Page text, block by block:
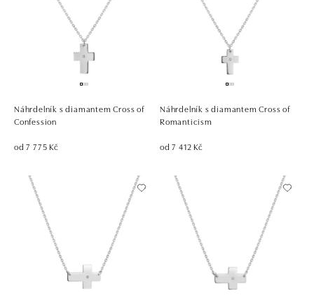
Náhrdelník s diamantem Cross of
Confession
od 7 775 Kč
Náhrdelník s diamantem Cross of
Romanticism
od 7 412 Kč